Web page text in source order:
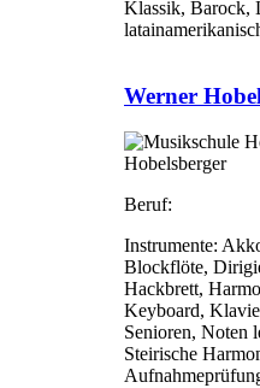
Klassik, Barock,
Werner
Hobelsberger
Beruf:
Instrumente:
Blockflöte,
Hackbrett,
Keyboard,
Senioren, Noten
Steirische